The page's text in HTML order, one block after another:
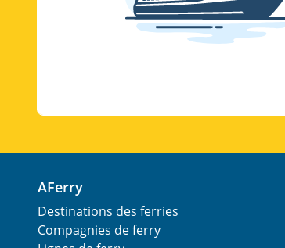
AFerry
Destinations des ferries
Compagnies de ferry